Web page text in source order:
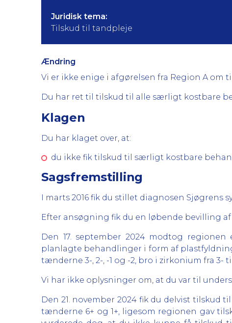
Juridisk tema:
Tilskud til tandpleje
Ændring
Vi er ikke enige i afgørelsen fra Region A
Du har ret til tilskud til alle særligt kostbare
Klagen
Du har klaget over, at:
du ikke fik tilskud til særligt kostbare
Sagsfremstilling
I marts 2016 fik du stillet diagnosen Sjøgrens
Efter ansøgning fik du en løbende bevilling
Den 17. september 2024 modtog
planlagte behandlinger i form af
tænderne 3-, 2-, -1 og -2, bro i zirkonium fra 3-
Vi har ikke oplysninger om, at du var til
Den 21. november 2024 fik du delvist
tænderne 6+ og 1+, ligesom regionen gav